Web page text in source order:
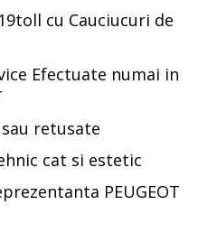
cu Cauciucuri de
Efectuate numai in
retusate
cat si estetic
PEUGEOT